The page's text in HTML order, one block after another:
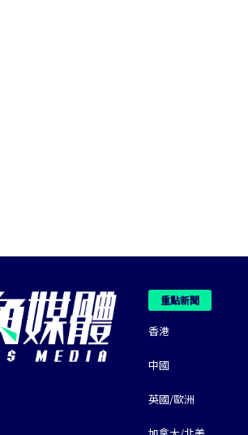
重點新聞
香港
中國
英國/歐洲